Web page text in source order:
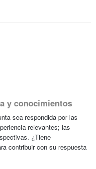
y conocimientos
sea respondida por las
relevantes; las
¿Tiene
contribuir con su respuesta